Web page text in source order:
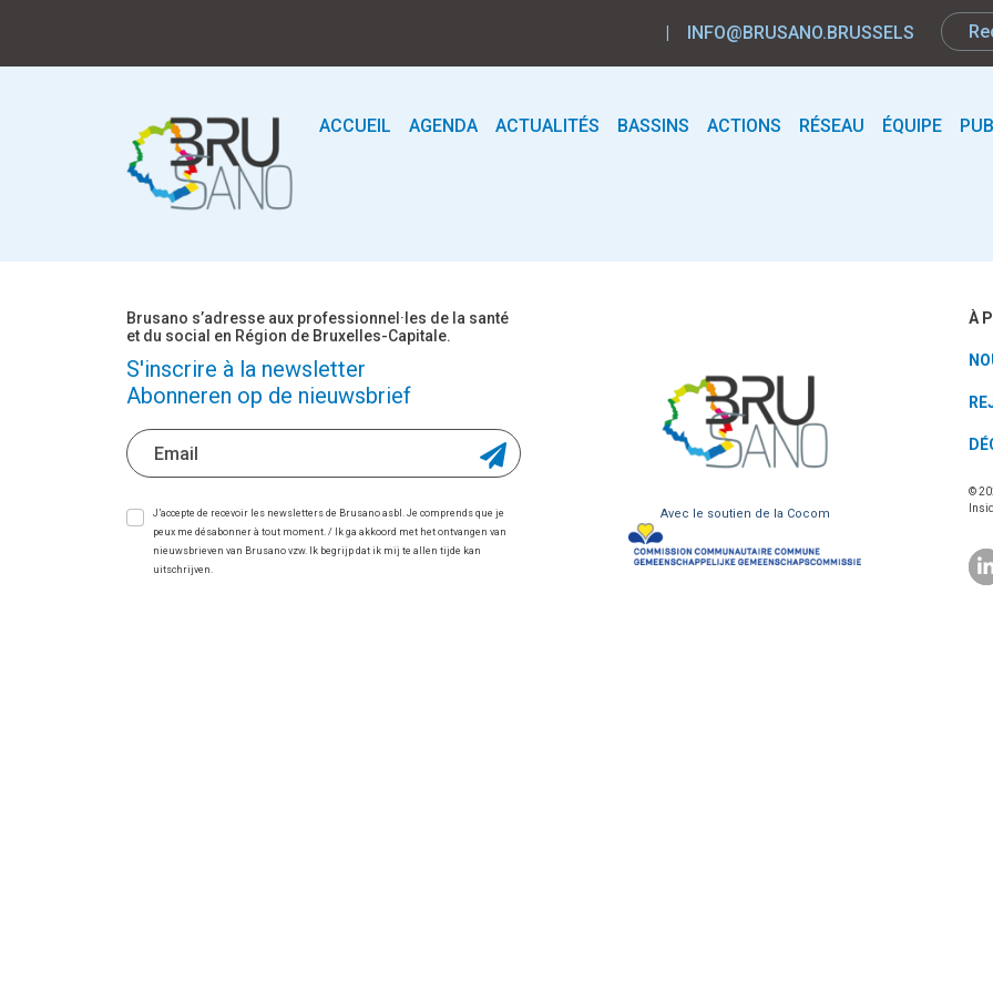
| INFO@BRUSANO.BRUSSELS
ACCUEIL AGENDA ACTUALITÉS BASSINS ACTIONS RÉSEAU ÉQUIPE
Brusano s’adresse aux professionnel·les de la santé
et du social en Région de Bruxelles-Capitale.
S'inscrire à la newsletter
Abonneren op de nieuwsbrief
J’accepte de recevoir les newsletters de Brusano asbl. Je comprends que je
peux me désabonner à tout moment. / Ik ga akkoord met het ontvangen van
nieuwsbrieven van Brusano vzw. Ik begrijp dat ik mij te allen tijde kan
uitschrijven.
Avec le soutien de la Cocom
À
©